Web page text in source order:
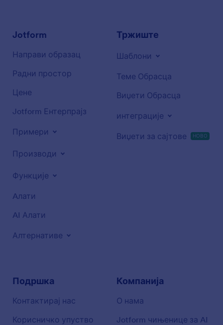
Jotform
Направи образац
Радни простор
Цене
Jotform Ентерпрајз
Примери
Производи
Функције
Aлати
AI Алати
Алтернативе
Тржиште
Шаблони
Теме Обрасца
Виџети Обрасца
интеграције
Виџети за сајтове НОВО
Подршка
Контактирај нас
Корисничко упуство
Компанија
О нама
Jotform чињенице за AI